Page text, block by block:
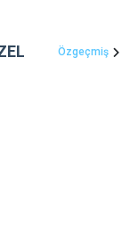
Özgeçmiş